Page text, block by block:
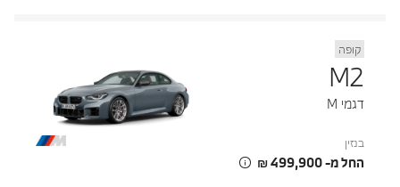
קופה
M2
דגמי M
בנזין
החל מ- ‏499,900 ‏₪